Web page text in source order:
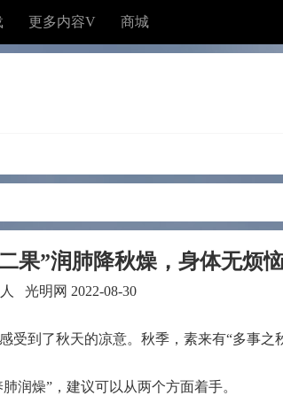
更多内容V 商城
果”润肺降秋燥，身体无烦
光明网 2022-08-30
到了秋天的凉意。秋季，素来有“多事之
润燥”，建议可以从两个方面着手。